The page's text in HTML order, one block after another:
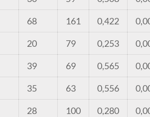
68 161 0,422
20 79 0,253
39 69 0,565
35 63 0,556
28 100 0,280